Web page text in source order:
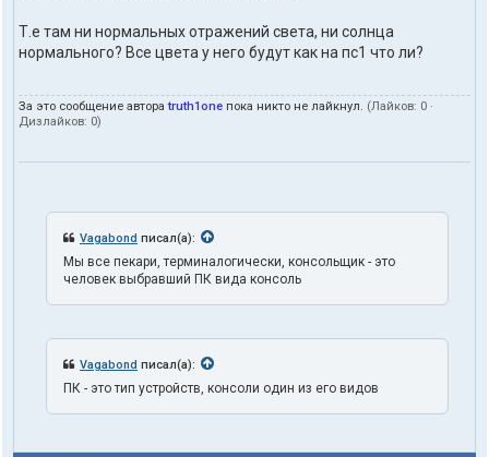
Т.е там ни нормальных отражений света, ни солнца
нормального? Все цвета у него будут как на пс1 что ли?
За это сообщение автораtruth1one пока никто не лайкнул. (Лайков: 0 ·
Дизлайков: 0)
Vagabond писал(а):
Мы все пекари, терминалогически, консольщик - это
человек выбравший ПК вида консоль
Vagabond писал(а):
ПК - это тип устройств, консоли один из его видов